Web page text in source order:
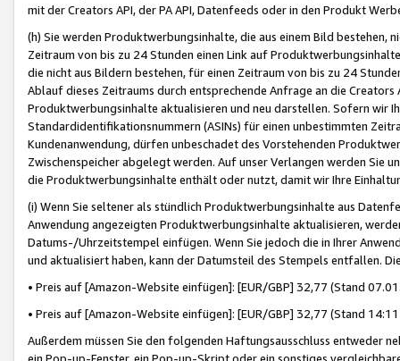
mit der Creators API, der PA API, Datenfeeds oder in den Produkt
(h) Sie werden Produktwerbungsinhalte, die aus einem Bild bestehen,
Zeitraum von bis zu 24 Stunden einen Link auf
die nicht aus Bildern bestehen, für einen Zeitraum von bis zu 24
Ablauf dieses Zeitraums durch entsprechende Anfrage an die
Produktwerbungsinhalte aktualisieren und neu darstellen. Sofern wir
Standardidentifikationsnummern (ASINs) für einen unbestimmten
Kundenanwendung, dürfen unbeschadet des Vorstehenden
Zwischenspeicher abgelegt werden. Auf unser Verlangen werden Sie
die Produktwerbungsinhalte enthält oder nutzt, damit wir Ihre
(i) Wenn Sie seltener als stündlich Produktwerbungsinhalte aus
Anwendung angezeigten Produktwerbungsinhalte aktualisieren,
Datums-/Uhrzeitstempel einfügen. Wenn Sie jedoch die in Ihrer
und aktualisiert haben, kann der Datumsteil des Stempels entfallen.
• Preis auf [Amazon-Website einfügen]: [EUR/GBP] 32,77 (Stand
• Preis auf [Amazon-Website einfügen]: [EUR/GBP] 32,77 (Stand
Außerdem müssen Sie den folgenden Haftungsausschluss entweder
ein Pop-up-Fenster, ein Pop-up-Skript oder ein sonstiges